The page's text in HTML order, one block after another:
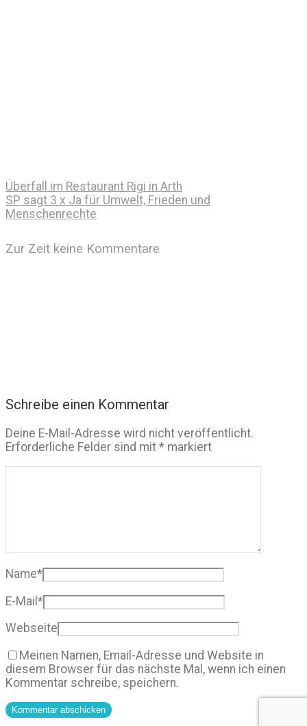
Überfall im Restaurant Rigi in Arth
SP sagt 3 x Ja für Umwelt, Frieden und
Menschenrechte
Zur Zeit keine Kommentare
Schreibe einen Kommentar
Deine E-Mail-Adresse wird nicht veröffentlicht.
Erforderliche Felder sind mit * markiert
Name*
E-Mail *
Webseite
Meinen Namen, Email-Adresse und Website in
diesem Browser für das nächste Mal, wenn ich einen
Kommentar schreibe, speichern.